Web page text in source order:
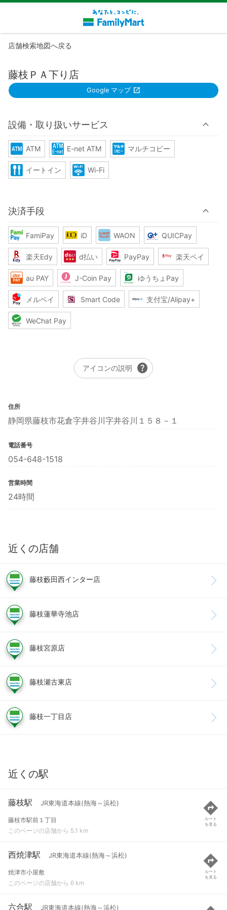
店舗検索地図へ戻る
藤枝ＰＡ下り店
Google マップ
設備・取り扱いサービス
ATM E-net ATM マルチコピー
イートイン Wi-Fi
決済手段
FamiPay iD WAON QUICPay
楽天Edy d払い PayPay 楽天ペイ
au PAY J-Coin Pay ゆうちょPay
メルペイ Smart Code 支付宝/Alipay+
WeChat Pay
アイコンの説明 help
住所
静岡県藤枝市花倉字井谷川字井谷川１５８－１
電話番号
054-648-1518
営業時間
24時間
近くの店舗
藤枝藪田西インター店
藤枝蓮華寺池店
藤枝宮原店
藤枝瀬古東店
藤枝一丁目店
近くの駅
藤枝駅 JR東海道本線(熱海～浜松)
藤枝市駅前１丁目
このページの店舗から 5.1 km
ルート
を見る
西焼津駅 JR東海道本線(熱海～浜松)
焼津市小屋敷
このページの店舗から 6 km
ルート
を見る
六合駅 JR東海道本線(熱海～浜松)